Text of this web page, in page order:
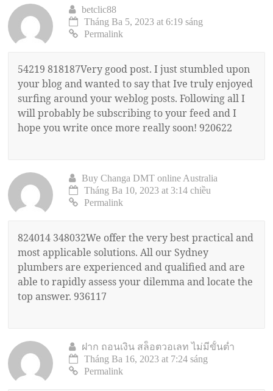
betclic88
Tháng Ba 5, 2023 at 6:19 sáng
Permalink
54219 818187Very good post. I just stumbled upon
your blog and wanted to say that Ive truly enjoyed
surfing around your weblog posts. Following all I
will probably be subscribing to your feed and I
hope you write once more really soon! 920622
Buy Changa DMT online Australia
Tháng Ba 10, 2023 at 3:14 chiều
Permalink
824014 348032We offer the very best practical and
most applicable solutions. All our Sydney
plumbers are experienced and qualified and are
able to rapidly assess your dilemma and locate the
top answer. 936117
ฝาก ถอนเงิน สล็อตวอเลท ไม่มีขั้นต่ำ
Tháng Ba 16, 2023 at 7:24 sáng
Permalink